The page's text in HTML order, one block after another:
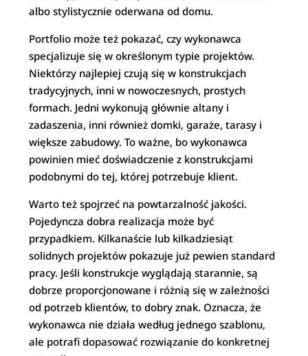
albo stylistycznie oderwana od domu.
Portfolio może też pokazać, czy wykonawca
specjalizuje się w określonym typie projektów.
Niektórzy najlepiej czują się w konstrukcjach
tradycyjnych, inni w nowoczesnych, prostych
formach. Jedni wykonują głównie altany i
zadaszenia, inni również domki, garaże, tarasy i
większe zabudowy. To ważne, bo wykonawca
powinien mieć doświadczenie z konstrukcjami
podobnymi do tej, której potrzebuje klient.
Warto też spojrzeć na powtarzalność jakości.
Pojedyncza dobra realizacja może być
przypadkiem. Kilkanaście lub kilkadziesiąt
solidnych projektów pokazuje już pewien standard
pracy. Jeśli konstrukcje wyglądają starannie, są
dobrze proporcjonowane i różnią się w zależności
od potrzeb klientów, to dobry znak. Oznacza, że
wykonawca nie działa według jednego szablonu,
ale potrafi dopasować rozwiązanie do konkretnej